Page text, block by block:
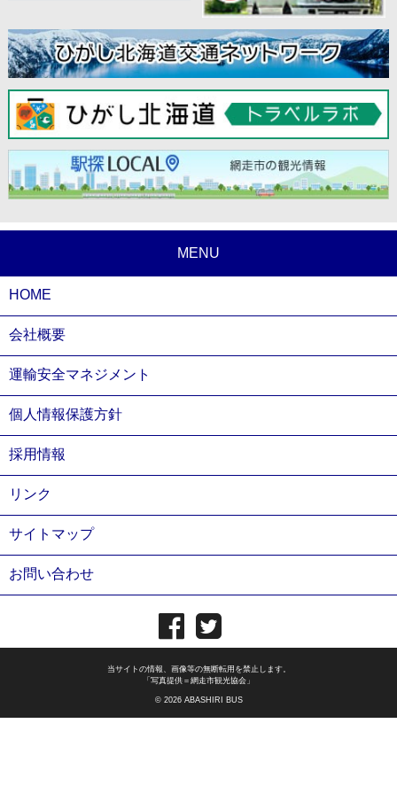
MENU
HOME
会社概要
運輸安全マネジメント
個人情報保護方針
採用情報
リンク
サイトマップ
お問い合わせ
当サイトの情報、画像等の無断転用を禁止します。
「写真提供＝網走市観光協会」
© 2026 ABASHIRI BUS